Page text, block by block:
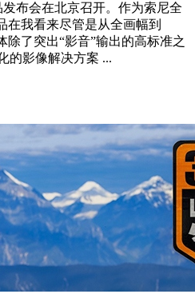
布会在北京召开。作为索尼全
在我看来尽管是从全画幅到
除了突出“影音”输出的高标准之
的影像解决方案 ...